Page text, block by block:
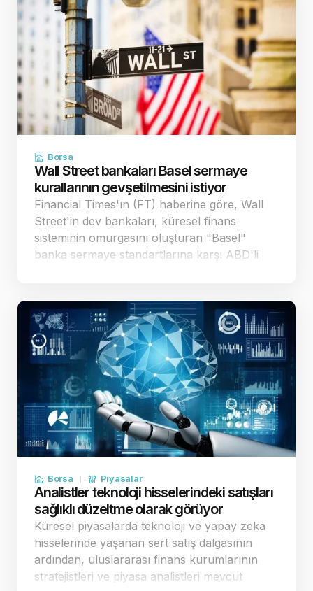
Borsa
Wall Street bankaları Basel sermaye
kurallarının gevşetilmesini istiyor
Financial Times'ın (FT) haberine göre, Wall
Street'in dev bankaları, küresel finans
sisteminin omurgasını oluşturan "Basel"
banka sermaye standartlarına karşı ABD'li
dolar büyüklü…
Borsa Piyasalar
Analistler teknoloji hisselerindeki satışları
sağlıklı düzeltme olarak görüyor
Küresel piyasalarda teknoloji ve yapay zeka
hisselerinde yaşanan sert satış dalgasının
ardından, uluslararası finans kurumlarının
stratejistleri ve piyasa analistleri mevcut